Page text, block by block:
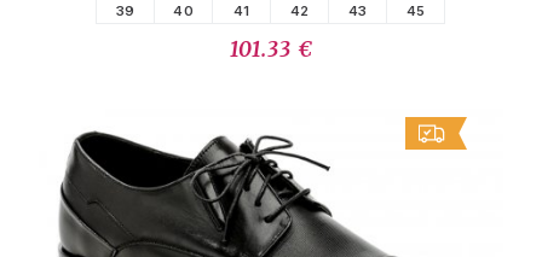
39 40 41 42 43 45
101.33 €